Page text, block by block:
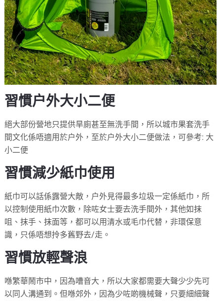
習慣户外大小二便
絕大部份營地只提供旱廁甚至無洗手間，所以城市果套洗手
間文化係唔適用於户外，至於户外大小二便做法，可參考: 大
小二便
習慣減少紙巾使用
紙巾可以話係露營大敵，户外見得最多垃圾一定係紙巾，所
以控制使用紙巾次數，除咗女士要去洗手間外，其他如抹
咀、抹手、抹面等，都可以用清水或毛巾代替，非環保意
識，只係唔想拎多舊野去/走。
習慣放輕聲浪
喺繁華鬧市中，因為嘈音大，所以大家都需要大聲少少先可
以同人溝通到。但喺郊外，因為少咗啲機械聲，只要細細聲